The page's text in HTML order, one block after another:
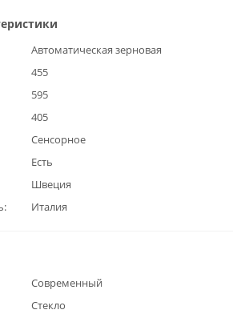
Автоматическая зерновая
455
595
405
Сенсорное
Есть
Швеция
Италия
Современный
Стекло